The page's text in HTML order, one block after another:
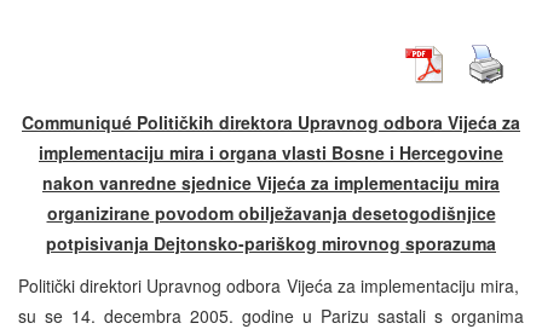
Communiqué Političkih direktora Upravnog odbora Vijeća za
implementaciju mira i organa vlasti Bosne i Hercegovine
nakon vanredne sjednice Vijeća za implementaciju mira
organizirane povodom obilježavanja desetogodišnjice
potpisivanja Dejtonsko-pariškog mirovnog sporazuma
Politički direktori Upravnog odbora Vijeća za implementaciju mira,
su se 14. decembra 2005. godine u Parizu sastali s organima